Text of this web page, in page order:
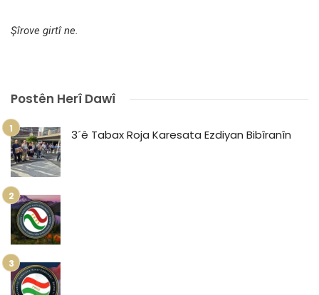
Şîrove girtî ne.
Postên Herî Dawî
3´ê Tabax Roja Karesata Ezdiyan Bibîranîn